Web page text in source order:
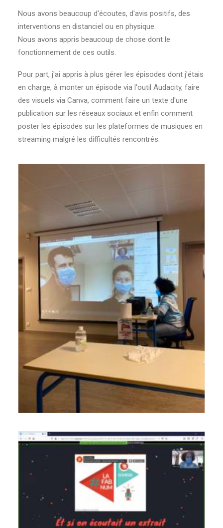
Nous avons beaucoup d'écoutes, d'avis positifs, des
interventions en distanciel ou en physique.
Nous avons appris beaucoup de chose dont le
fonctionnement de ces outils.
Pour part, j'ai appris à plus gérer les épisodes dont j'étais
en charge, à monter un épisode via l'outil Audacity, faire
des visuels via Canva, comment faire un texte d'une
publication sur les réseaux sociaux et enfin comment
poster les épisodes sur les plateformes de musiques en
streaming malgré les difficultés rencontrés.